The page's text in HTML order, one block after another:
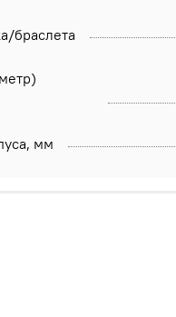
браслета
мм